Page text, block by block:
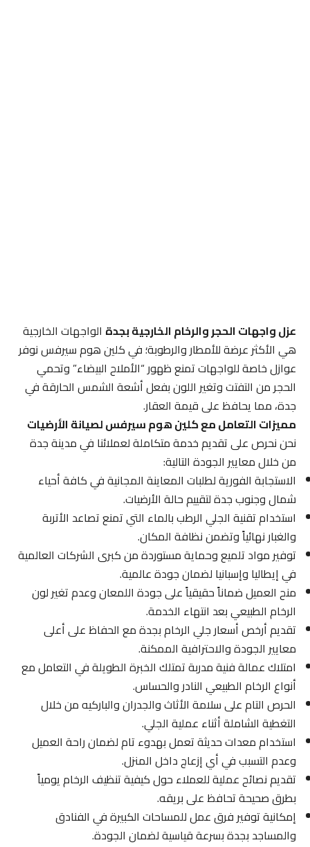
عزل واجهات الحجر والرخام الخارجية بجدةالواجهات الخارجية
هي الأكثر عرضة للأمطار والرطوبة؛ في كلين هوم سيرفس نوفر
عوازل خاصة للواجهات تمنع ظهور “الأملاح البيضاء” وتحمي
الحجر من التفتت وتغير اللون بفعل أشعة الشمس الحارقة في
جدة، مما يحافظ على قيمة العقار.
مميزات التعامل مع كلين هوم سيرفس لصيانة الأرضيات
نحن نحرص على تقديم خدمة متكاملة لعملائنا في مدينة جدة
من خلال معايير الجودة التالية:
الاستجابة الفورية لطلبات المعاينة المجانية في كافة أحياء
شمال وجنوب جدة لتقييم حالة الأرضيات.
استخدام تقنية الجلي الرطب بالماء التي تمنع تصاعد الأتربة
والغبار نهائياً وتضمن نظافة المكان.
توفير مواد تلميع وحماية مستوردة من كبرى الشركات العالمية
في إيطاليا وإسبانيا لضمان جودة عالمية.
منح العميل ضماناً حقيقياً على جودة اللمعان وعدم تغير لون
الرخام الطبيعي بعد انتهاء الخدمة.
تقديم أرخص أسعار جلي الرخام بجدة مع الحفاظ على أعلى
معايير الجودة والاحترافية الممكنة.
امتلاك عمالة فنية مدربة تمتلك الخبرة الطويلة في التعامل مع
أنواع الرخام الطبيعي النادر والحساس.
الحرص التام على سلامة الأثاث والجدران والباركيه من خلال
التغطية الشاملة أثناء عملية الجلي.
استخدام معدات حديثة تعمل بهدوء تام لضمان راحة العميل
وعدم التسبب في أي إزعاج داخل المنزل.
تقديم نصائح عملية للعملاء حول كيفية تنظيف الرخام يومياً
بطرق صحيحة تحافظ على بريقه.
إمكانية توفير فرق عمل للمساحات الكبيرة في الفنادق
والمساجد بجدة بسرعة قياسية لضمان الجودة.